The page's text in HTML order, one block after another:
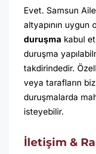
Evet. Samsun
altyapının uygun
duruşma kabul
duruşma
takdirindedir.
veya tarafların
duruşmalarda
isteyebilir.
İletişim &